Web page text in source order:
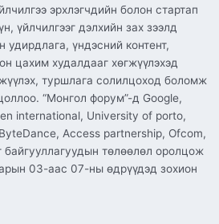
эрхлэгчдийн болон стартап
үйлчилгээг дэлхийн зах зээлд
удирдлага, үндэсний контент,
цахим худалдааг хөгжүүлэхэд
туршлага солилцоход боломж
“Монгол форум”-д Google,
international, University of porto,
Access partnership, Ofcom,
байгууллагуудын төлөөлөл оролцож
03-аас 07-ны өдрүүдэд зохион